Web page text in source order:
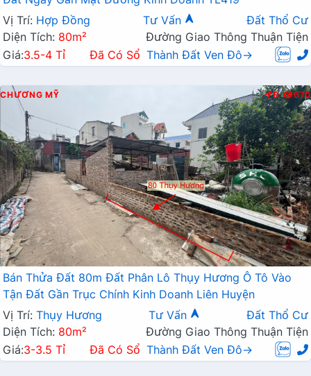
Vị Trí: Hợp Đồng Tư Vấn
Đất Thổ Cư
Diện Tích: 80m²
Đường Giao Thông Thuận Tiện
Giá:3.5-4 Tỉ Đã Có Sổ Thành Đất Ven Đô→
CHƯƠNG MỸ Đ 670
Bán Thửa Đất 80m Đất Phân Lô Thụy Hương Ô Tô Vào
Tận Đất Gần Trục Chính Kinh Doanh Liên Huyện
Vị Trí: Thụy Hương Tư Vấn
Đất Thổ Cư
Diện Tích: 80m²
Đường Giao Thông Thuận Tiện
Giá:3-3.5 Tỉ Đã Có Sổ Thành Đất Ven Đô→